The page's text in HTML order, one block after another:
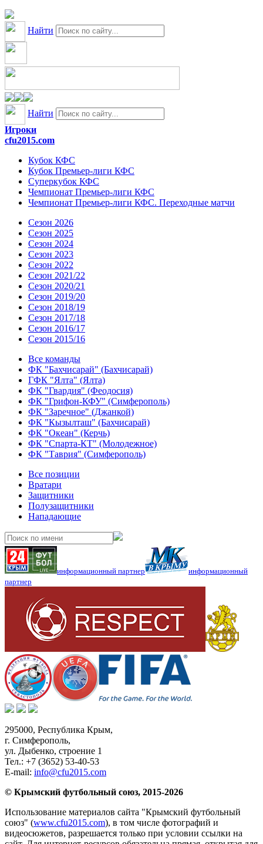
Найти
Найти
Игроки
cfu2015.com
Кубок КФС
Кубок Премьер-лиги КФС
Суперкубок КФС
Чемпионат Премьер-лиги КФС
Чемпионат Премьер-лиги КФС. Переходные матчи
Сезон 2026
Сезон 2025
Сезон 2024
Сезон 2023
Сезон 2022
Сезон 2021/22
Сезон 2020/21
Сезон 2019/20
Сезон 2018/19
Сезон 2017/18
Сезон 2016/17
Сезон 2015/16
Все команды
ФК "Бахчисарай" (Бахчисарай)
ГФК "Ялта" (Ялта)
ФК "Гвардия" (Феодосия)
ФК "Грифон-КФУ" (Симферополь)
ФК "Заречное" (Джанкой)
ФК "Кызылташ" (Бахчисарай)
ФК "Океан" (Керчь)
ФК "Спарта-КТ" (Молодежное)
ФК "Таврия" (Симферополь)
Все позиции
Вратари
Защитники
Полузащитники
Нападающие
информационный партнер
информационный
партнер
295000, Республика Крым,
г. Симферополь,
ул. Дыбенко, строение 1
Тел.: +7 (3652) 53-40-53
E-mail: info@cfu2015.com
© Крымский футбольный союз, 2015-2026
Использование материалов сайта "Крымский футбольный
союз" (www.cfu2015.com), в том числе фотографий и
видеосюжетов, разрешается только при условии ссылки на